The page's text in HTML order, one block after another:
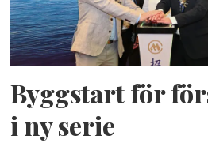
Byggstart för
i ny serie